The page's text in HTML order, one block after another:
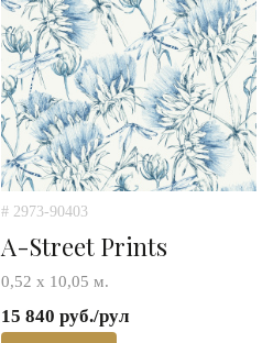
# 2973-90403
A-Street Prints
0,52 х 10,05 м.
15 840 руб./рул